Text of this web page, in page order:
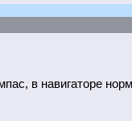
в навигаторе